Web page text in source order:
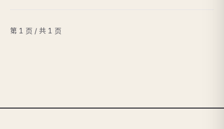
第 1 页 / 共 1 页